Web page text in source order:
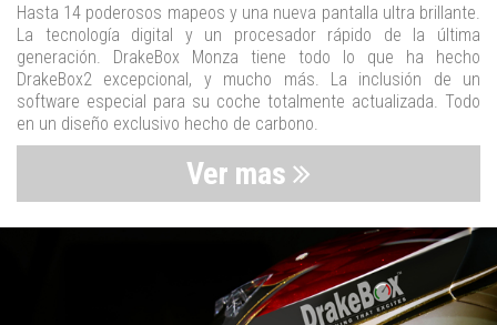
Hasta 14 poderosos mapeos y una nueva pantalla ultra brillante.
La tecnología digital y un procesador rápido de la última
generación. DrakeBox Monza tiene todo lo que ha hecho
DrakeBox2 excepcional, y mucho más. La inclusión de un
software especial para su coche totalmente actualizada. Todo
en un diseño exclusivo hecho de carbono.
Ver mas